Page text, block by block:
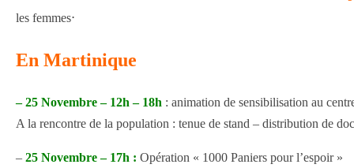
les femmes⋅
En Martinique
– 25 Novembre – 12h – 18h : animation de sensibilisation au
A la rencontre de la population : tenue de stand – distribution de
– 25 Novembre – 17h : Opération « 1000 Paniers pour l’espoir »